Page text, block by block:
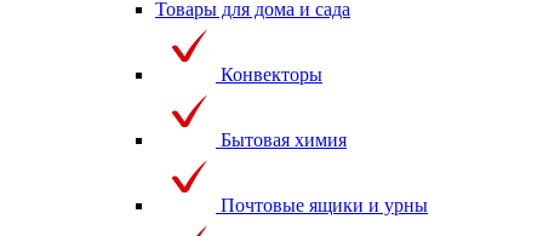
Товары для дома и сада
Конвекторы
Бытовая химия
Почтовые ящики и урны